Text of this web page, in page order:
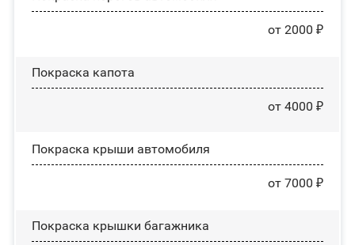
от 2000 ₽
Покраска капота
от 4000 ₽
Покраска крыши автомобиля
от 7000 ₽
Покраска крышки багажника